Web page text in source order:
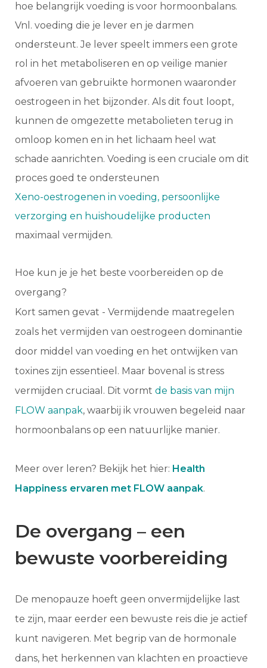
hoe belangrijk voeding is voor hormoonbalans.
Vnl. voeding die je lever en je darmen
ondersteunt. Je lever speelt immers een grote
rol in het metaboliseren en op veilige manier
afvoeren van gebruikte hormonen waaronder
oestrogeen in het bijzonder. Als dit fout loopt,
kunnen de omgezette metabolieten terug in
omloop komen en in het lichaam heel wat
schade aanrichten. Voeding is een cruciale om dit
proces goed te ondersteunen
Xeno-oestrogenen in voeding, persoonlijke
verzorging en huishoudelijke producten
maximaal vermijden.
Hoe kun je je het beste voorbereiden op de
overgang?
Kort samen gevat - Vermijdende maatregelen
zoals het vermijden van oestrogeen dominantie
door middel van voeding en het ontwijken van
toxines zijn essentieel. Maar bovenal is stress
vermijden cruciaal. Dit vormt de basis van mijn
FLOW aanpak, waarbij ik vrouwen begeleid naar
hormoonbalans op een natuurlijke manier.
Meer over leren? Bekijk het hier: Health
Happiness ervaren met FLOW aanpak.
De overgang – een
bewuste voorbereiding
De menopauze hoeft geen onvermijdelijke last
te zijn, maar eerder een bewuste reis die je actief
kunt navigeren. Met begrip van de hormonale
dans, het herkennen van klachten en proactieve